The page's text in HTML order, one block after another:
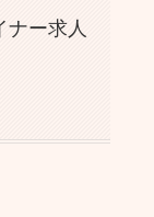
ナー求人